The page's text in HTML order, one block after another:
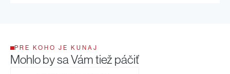
PRE KOHO JE KUNAJ
Mohlo by sa Vám tiež páčiť